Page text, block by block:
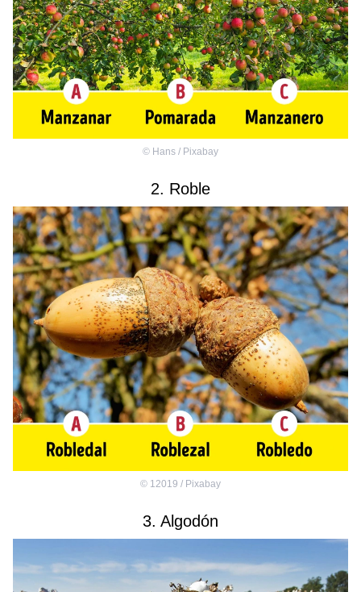
© Hans / Pixabay
2. Roble
© 12019 / Pixabay
3. Algodón